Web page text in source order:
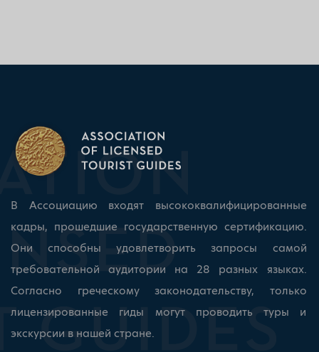
В Ассоциацию входят высококвалифицированные
кадры, прошедшие государственную сертификацию.
Они способны удовлетворить запросы самой
требовательной аудитории на 28 разных языках.
Согласно греческому законодательству, только
лицензированные гиды могут проводить туры и
экскурсии в нашей стране.